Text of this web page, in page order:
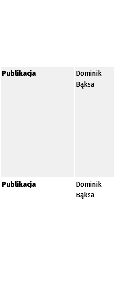
Publikacja
Dominik
Bąksa
Publikacja
Dominik
Bąksa